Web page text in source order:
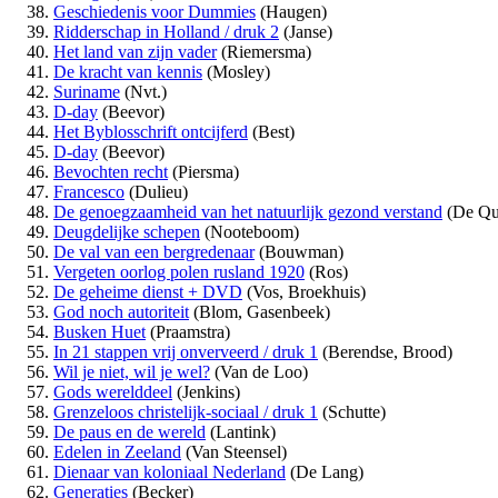
Geschiedenis voor Dummies (Haugen)
Ridderschap in Holland / druk 2 (Janse)
Het land van zijn vader(Riemersma)
De kracht van kennis (Mosley)
Suriname (Nvt.)
D-day (Beevor)
Het Byblosschrift ontcijferd (Best)
D-day (Beevor)
Bevochten recht (Piersma)
Francesco (Dulieu)
De genoegzaamheid van het natuurlijk gezond verstand (De
Deugdelijke schepen (Nooteboom)
De val van een bergredenaar(Bouwman)
Vergeten oorlog polen rusland 1920 (Ros)
De geheime dienst + DVD (Vos, Broekhuis)
God noch autoriteit (Blom, Gasenbeek)
Busken Huet (Praamstra)
In 21 stappen vrij onverveerd / druk 1 (Berendse, Brood)
Wil je niet, wil je wel? (Van de Loo)
Gods werelddeel (Jenkins)
Grenzeloos christelijk-sociaal / druk 1 (Schutte)
De paus en de wereld (Lantink)
Edelen in Zeeland (Van Steensel)
Dienaar van koloniaal Nederland (De Lang)
Generaties (Becker)